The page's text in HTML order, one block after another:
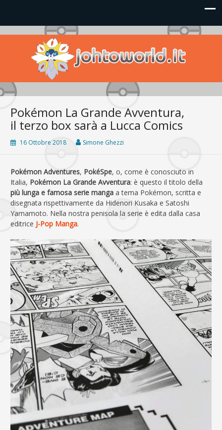
Johto World
Le novità più frizzanti dall'universo Pokémon e Nintendo
Pokémon La Grande Avventura,
il terzo box sarà a Lucca Comics
16 Ottobre 2018 Simone Ghezzi
Pokémon Adventures, PokéSpe, o, come è conosciuto in
Italia, Pokémon La Grande Avventura: è questo il titolo della
più lunga e famosa serie manga a tema Pokémon, scritta e
disegnata rispettivamente da Hidenori Kusaka e Satoshi
Yamamoto. Nella nostra penisola la serie è edita dalla casa
editrice J-Pop Manga.